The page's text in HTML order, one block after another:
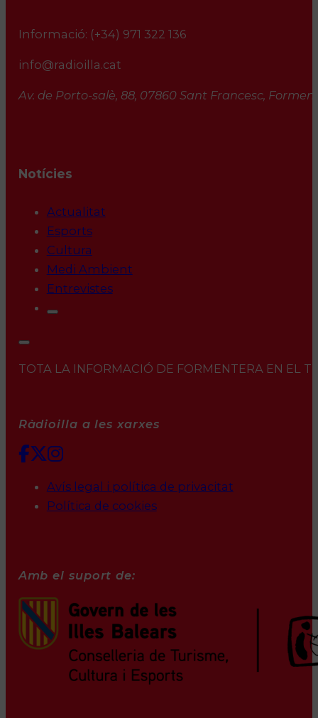
Informació: (+34) 971 322 136
info@radioilla.cat
Av. de Porto-salè, 88, 07860 Sant Francesc,
Notícies
Actualitat
Esports
Cultura
Medi Ambient
Entrevistes
TOTA LA INFORMACIÓ DE FORMENTERA EN EL
Ràdioilla a les xarxes
Avís legal i política de privacitat
Política de cookies
Amb el suport de: